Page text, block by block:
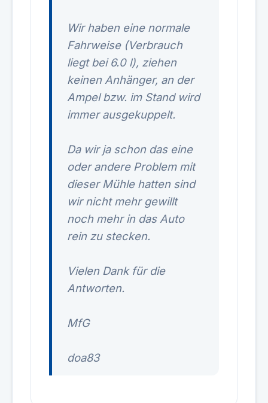
Wir haben eine normale
Fahrweise (Verbrauch
liegt bei 6.0 l), ziehen
keinen Anhänger, an der
Ampel bzw. im Stand wird
immer ausgekuppelt.
Da wir ja schon das eine
oder andere Problem mit
dieser Mühle hatten sind
wir nicht mehr gewillt
noch mehr in das Auto
rein zu stecken.
Vielen Dank für die
Antworten.
MfG
doa83